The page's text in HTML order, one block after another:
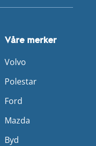
Våre merker
Volvo
Polestar
Ford
Mazda
Byd